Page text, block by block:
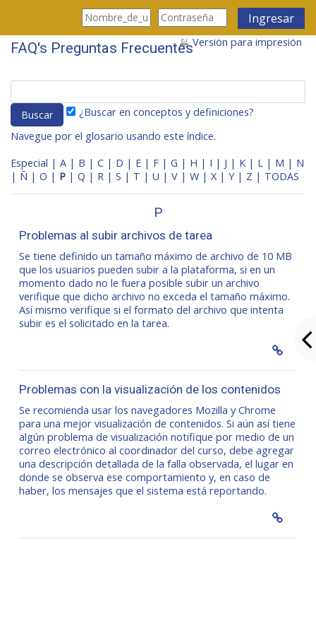
Saltar al contenido principal
Ingresar
FAQ's Preguntas FrecuentesVersión para impresión
¿Buscar en conceptos y definiciones?
Navegue por el glosario usando este índice.
Especial | A | B | C | D | E | F | G | H | I | J | K | L | M | N
| Ñ | O | P | Q | R | S | T | U | V | W | X | Y| Z | TODAS
P
Problemas al subir archivos de tarea
Se tiene definido un tamaño máximo de archivo de 10 MB
que los usuarios pueden subir a la plataforma, si en un
momento dado no le fuera posible subir un archivo
verifique que dicho archivo no exceda el tamaño máximo.
Así mismo verifique si el formato del archivo que intenta
subir es el solicitado en la tarea.
Problemas con la visualización de los contenidos
Se recomienda usar los navegadores Mozilla y Chrome
para una mejor visualización de contenidos. Si aún así tiene
algún problema de visualización notifique por medio de un
correo electrónico al coordinador del curso, debe agregar
una descripción detallada de la falla observada, el lugar en
donde se observa ese comportamiento y, en caso de
haber, los mensajes que el sistema está reportando.